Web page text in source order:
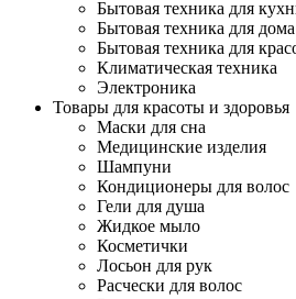
Бытовая техника для
Бытовая техника для дома
Бытовая техника для
Климатическая техника
Электроника
Товары для красоты и здоровья
Маски для сна
Медицинские изделия
Шампуни
Кондиционеры для волос
Гели для душа
Жидкое мыло
Косметички
Лосьон для рук
Расчески для волос